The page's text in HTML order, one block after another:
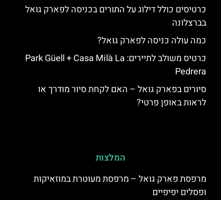
כרטיסים כולל דילוג על התורים בכניסה לפארק גואל
בברצלונה
כמה עולה כניסה לפארק גואל?
כרטיס משולב לתיירים: Park Güell + Casa Milà La
Pedrera
סיורים בפארק גואל – האם לקחת סיור מודרך או
לראות באופן פרטי?
המלצות
מרפסת פארק גואל – מרפסת מעוטרת במוזאיקות
ופסלים יפיפיים